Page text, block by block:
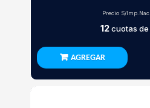
Precio S/Imp.Nac.
12cuotas de
AGREGAR